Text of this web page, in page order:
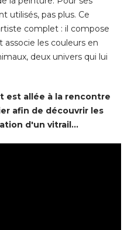
utilisés, pas plus. Ce
complet : il compose
les couleurs en
deux univers qui lui
est allée à la rencontre
afin de découvrir les
d'un vitrail...